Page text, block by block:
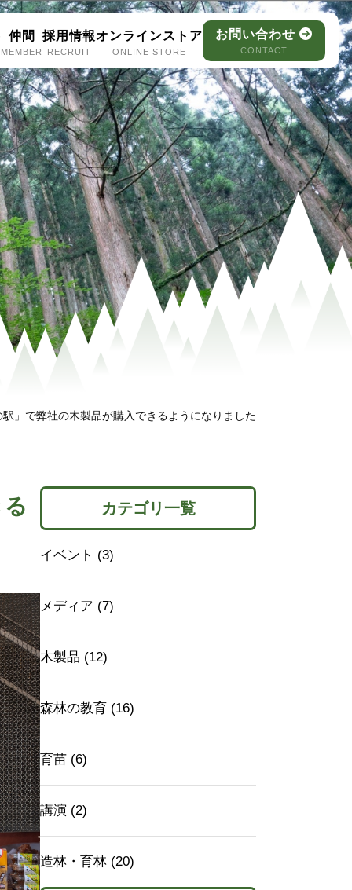
仲間
MEMBER
採用情報
RECRUIT
オンラインストア
ONLINE STORE
お問い合わせ
CONTACT
」で弊社の木製品が購入できるようになりました
カテゴリ一覧
イベント (3)
メディア (7)
木製品 (12)
森林の教育 (16)
育苗 (6)
講演 (2)
造林・育林 (20)